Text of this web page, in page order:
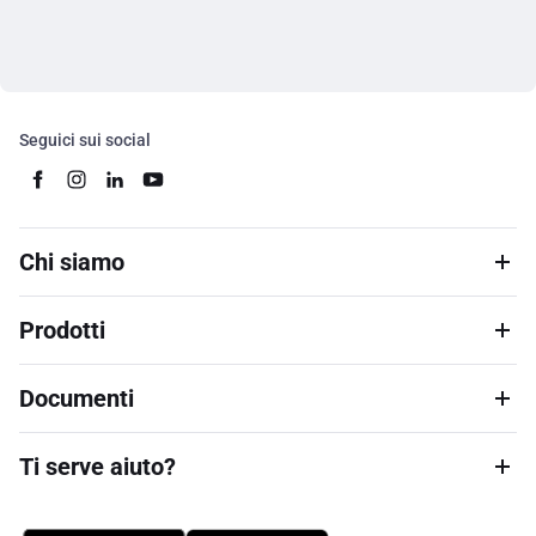
Seguici sui social
Chi siamo
Prodotti
Documenti
Ti serve aiuto?